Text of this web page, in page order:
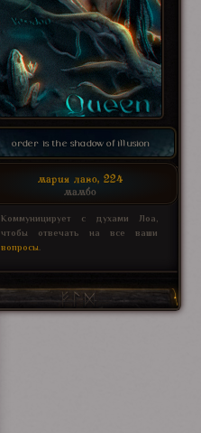
order is the shadow of illusion
мария лаво, 224
мамбо
Коммуницирует с духами Лоа,
чтобы отвечать на все ваши
вопросы.